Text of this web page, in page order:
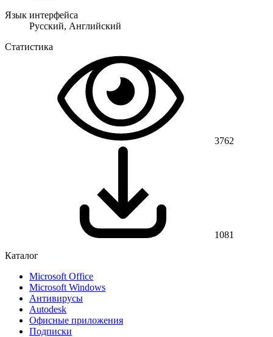
Язык интерфейса
Русский, Английский
Статистика
3762
1081
Каталог
Microsoft Office
Microsoft Windows
Антивирусы
Autodesk
Офисные приложения
Подписки